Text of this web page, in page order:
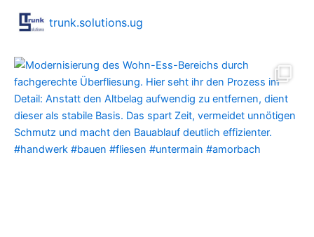
trunk.solutions.ug